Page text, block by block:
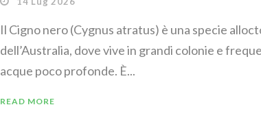
Il Cigno nero (Cygnus atratus) è una specie
dell’Australia, dove vive in grandi colonie e
acque poco profonde. È...
READ MORE